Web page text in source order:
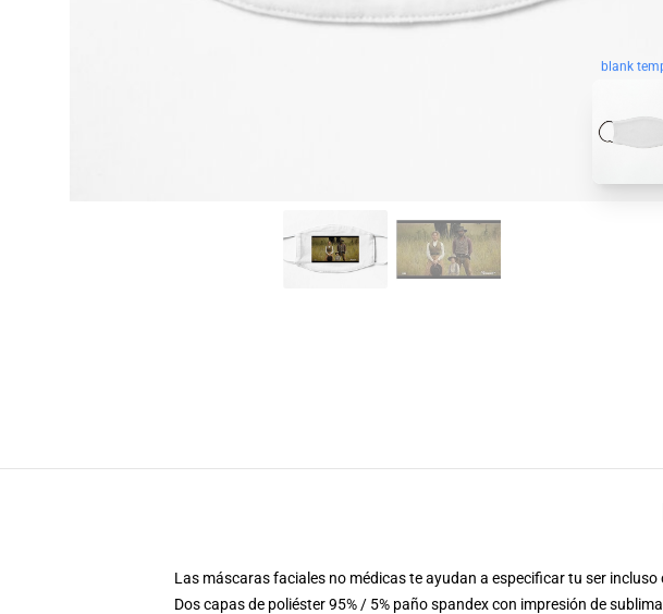
blank
Las máscaras faciales no médicas te ayudan a especificar tu ser
Dos capas de poliéster 95% / 5% paño spandex con impresión de